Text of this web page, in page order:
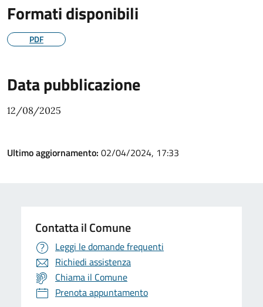
Formati disponibili
PDF
Data pubblicazione
12/08/2025
Ultimo aggiornamento: 02/04/2024, 17:33
Contatta il Comune
Leggi le domande frequenti
Richiedi assistenza
Chiama il Comune
Prenota appuntamento